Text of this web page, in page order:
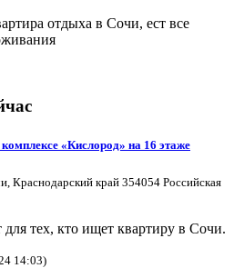
отдыха в Сочи, ест все
«Кислород» на 16 этаже
Краснодарский край 354054 Российская
тех, кто ищет квартиру в Сочи.
14:03)